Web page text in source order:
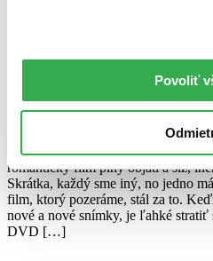
Povoliť
Ján Švihra
Niekto má rád komédiu, niekto
romantický film plný objatí a sĺz,
Skrátka, každý sme iný, no jedno
film, ktorý pozeráme, stál za to.
nové a nové snímky, je ľahké stratiť
DVD […]